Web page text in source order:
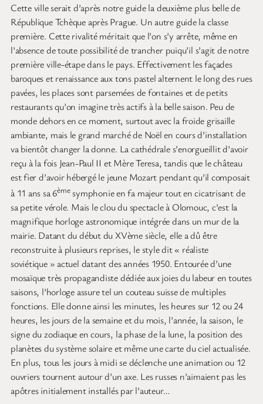
Cette ville serait d’après notre guide la deuxième plus belle de
République Tchèque après Prague. Un autre guide la classe
première. Cette rivalité méritait que l’on s’y arrête, même en
l’absence de toute possibilité de trancher puiqu’il s’agit de notre
première ville-étape dans le pays. Effectivement les façades
baroques et renaissance aux tons pastel alternent le long des rues
pavées, les places sont parsemées de fontaines et de petits
restaurants qu’on imagine très actifs à la belle saison. Peu de
monde dehors en ce moment, surtout avec la froide grisaille
ambiante, mais le grand marché de Noël en cours d’installation
va bientôt changer la donne. La cathédrale s’enorgueillit d’avoir
reçu à la fois Jean-Paul II et Mère Teresa, tandis que le château
est fier d’avoir hébergé le jeune Mozart pendant qu’il composait
à 11 ans sa 6èmesymphonie en fa majeur tout en cicatrisant de
sa petite vérole. Mais le clou du spectacle à Olomouc, c’est la
magnifique horloge astronomique intégrée dans un mur de la
mairie. Datant du début du XVème siècle, elle a dû être
reconstruite à plusieurs reprises, le style dit « réaliste
soviétique » actuel datant des années 1950. Entourée d’une
mosaïque très propagandiste dédiée aux joies du labeur en toutes
saisons, l’horloge assure tel un couteau suisse de multiples
fonctions. Elle donne ainsi les minutes, les heures sur 12 ou 24
heures, les jours de la semaine et du mois, l’année, la saison, le
signe du zodiaque en cours, la phase de la lune, la position des
planètes du système solaire et même une carte du ciel actualisée.
En plus, tous les jours à midi se déclenche une animation ou 12
ouvriers tournent autour d’un axe. Les russes n’aimaient pas les
apôtres initialement installés par l’auteur…